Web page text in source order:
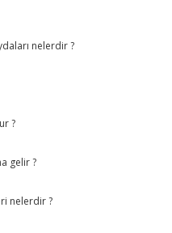
nelerdir ?
?
gelir ?
nelerdir ?